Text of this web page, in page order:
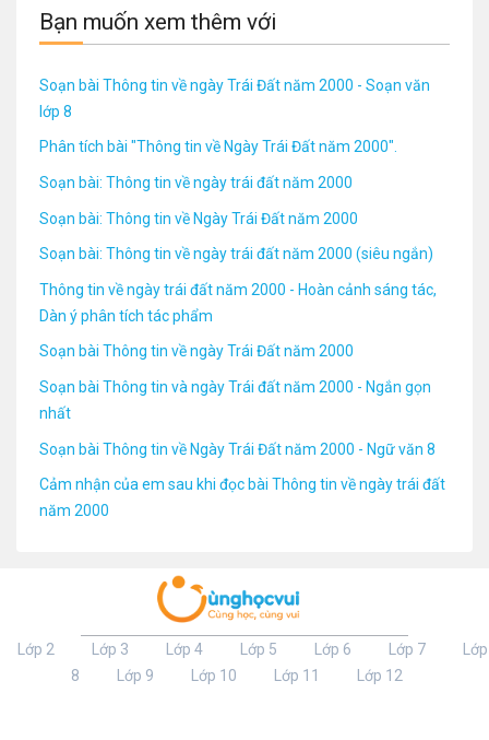
Bạn muốn xem thêm với
Soạn bài Thông tin về ngày Trái Đất năm 2000 - Soạn văn
lớp 8
Phân tích bài "Thông tin về Ngày Trái Đất năm 2000".
Soạn bài: Thông tin về ngày trái đất năm 2000
Soạn bài: Thông tin về Ngày Trái Đất năm 2000
Soạn bài: Thông tin về ngày trái đất năm 2000 (siêu ngắn)
Thông tin về ngày trái đất năm 2000 - Hoàn cảnh sáng tác,
Dàn ý phân tích tác phẩm
Soạn bài Thông tin về ngày Trái Đất năm 2000
Soạn bài Thông tin và ngày Trái đất năm 2000 - Ngắn gọn
nhất
Soạn bài Thông tin về Ngày Trái Đất năm 2000 - Ngữ văn 8
Cảm nhận của em sau khi đọc bài Thông tin về ngày trái đất
năm 2000
Lớp 2 Lớp 3 Lớp 4 Lớp 5 Lớp 6 Lớp 7
Lớp
8
Lớp 9 Lớp 10 Lớp 11 Lớp 12